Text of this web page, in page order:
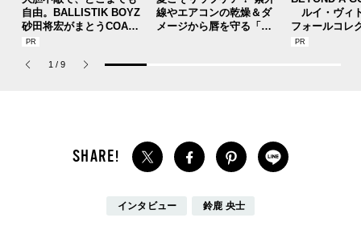
自由。BALLISTIK BOYZ
砂田将宏がまとうCOACH
の新作フレグランス「コ
パルファム」
線やエアコンの乾燥＆ダ
メージから唇を守る「リ
ルイ・ヴィ
フォールコレ
描くプレッピ
1 / 9
インタビュー 鈴鹿 央士